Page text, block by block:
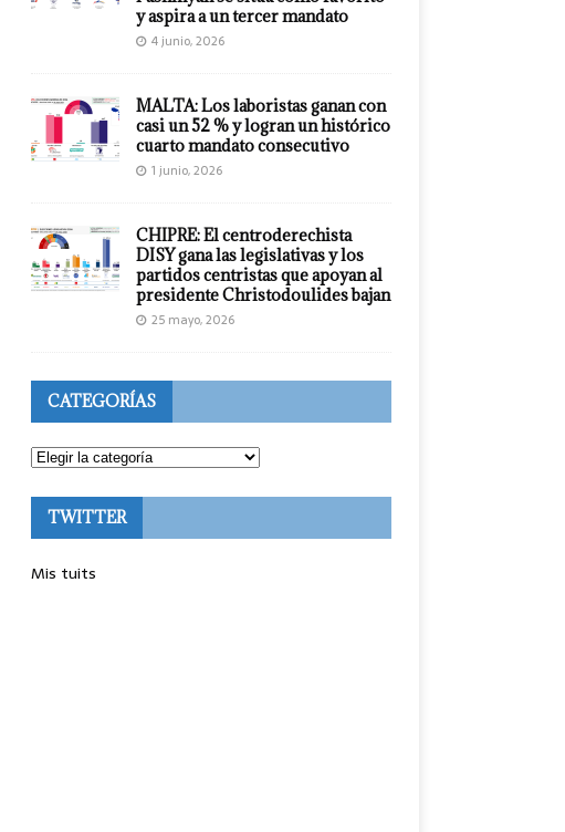
y aspira a un tercer mandato
4 junio, 2026
MALTA: Los laboristas ganan con
casi un 52 % y logran un histórico
cuarto mandato consecutivo
1 junio, 2026
CHIPRE: El centroderechista
DISY gana las legislativas y los
partidos centristas que apoyan al
presidente Christodoulides bajan
25 mayo, 2026
CATEGORÍAS
TWITTER
Mis tuits